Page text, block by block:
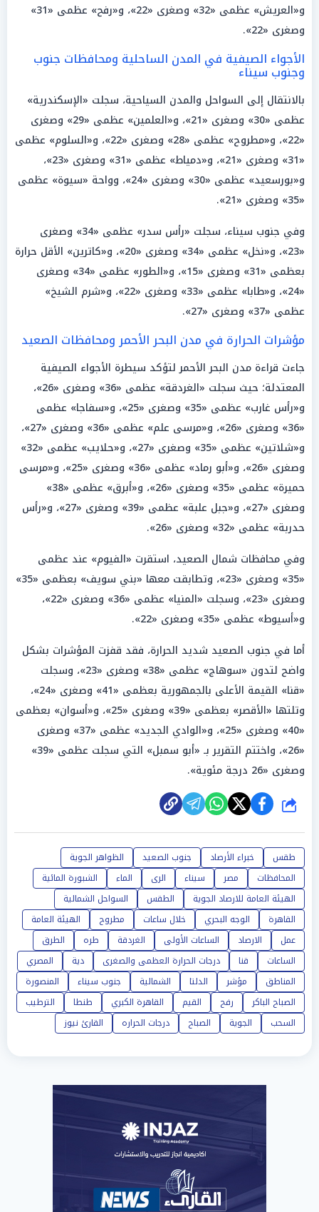
و«العريش» عظمى «32» وصغرى «22»، و«رفح» عظمى «31»
وصغرى «22».
الأجواء الصيفية في المدن الساحلية ومحافظات جنوب
وجنوب سيناء
بالانتقال إلى السواحل والمدن السياحية، سجلت «الإسكندرية»
عظمى «30» وصغرى «21»، و«العلمين» عظمى «29» وصغرى
«22»، و«مطروح» عظمى «28» وصغرى «22»، و«السلوم» عظمى
«31» وصغرى «21»، و«دمياط» عظمى «31» وصغرى «23»،
و«بورسعيد» عظمى «30» وصغرى «24»، وواحة «سيوة» عظمى
«35» وصغرى «21».
وفي جنوب سيناء، سجلت «رأس سدر» عظمى «34» وصغرى
«23»، و«نخل» عظمى «34» وصغرى «20»، و«كاترين» الأقل حرارة
بعظمى «31» وصغرى «15»، و«الطور» عظمى «34» وصغرى
«24»، و«طابا» عظمى «33» وصغرى «22»، و«شرم الشيخ»
عظمى «37» وصغرى «27».
مؤشرات الحرارة في مدن البحر الأحمر ومحافظات الصعيد
جاءت قراءة مدن البحر الأحمر لتؤكد سيطرة الأجواء الصيفية
المعتدلة؛ حيث سجلت «الغردقة» عظمى «36» وصغرى «26»،
و«رأس غارب» عظمى «35» وصغرى «25»، و«سفاجا» عظمى
«36» وصغرى «26»، و«مرسى علم» عظمى «36» وصغرى «27»،
و«شلاتين» عظمى «35» وصغرى «27»، و«حلايب» عظمى «32»
وصغرى «26»، و«أبو رماد» عظمى «36» وصغرى «25»، و«مرسى
حميرة» عظمى «35» وصغرى «26»، و«أبرق» عظمى «38»
وصغرى «27»، و«جبل علبة» عظمى «39» وصغرى «27»، و«رأس
حدربة» عظمى «32» وصغرى «26».
وفي محافظات شمال الصعيد، استقرت «الفيوم» عند عظمى
«35» وصغرى «23»، وتطابقت معها «بني سويف» بعظمى «35»
وصغرى «23»، وسجلت «المنيا» عظمى «36» وصغرى «22»،
و«أسيوط» عظمى «35» وصغرى «22».
أما في جنوب الصعيد شديد الحرارة، فقد قفزت المؤشرات بشكل
واضح لتدون «سوهاج» عظمى «38» وصغرى «23»، وسجلت
«قنا» القيمة الأعلى بالجمهورية بعظمى «41» وصغرى «24»،
وتلتها «الأقصر» بعظمى «39» وصغرى «25»، و«أسوان» بعظمى
«40» وصغرى «25»، و«الوادي الجديد» عظمى «37» وصغرى
«26»، واختتم التقرير بـ «أبو سمبل» التي سجلت عظمى «39»
وصغرى «26 درجة مئوية».
شارك
طقس خبراء الأرصاد جنوب الصعيد
الظواهر الجوية
المحافظات
مصر سيناء الرى الماء
الشبورة المائية
الهيئة العامة للارصاد الجوية
الطقس
السواحل الشمالية
القاهرة
الوجه البحري خلال ساعات مطروح
الهيئة العامة
عمل
الارصاد الساعات الأولى الغردقة طره
الطرق
الساعات
قنا درجات الحرارة العظمى والصغرى دية
المصري
المناطق
مؤشر الدلتا الشمالية جنوب سيناء
المنصورة
الصباح الباكر
رفح القيم القاهرة الكبري طنطا
الترطيب
السحب
الجوية الصباح درجات الحراره القارئ نيوز